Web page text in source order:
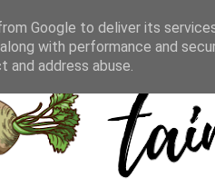
Google to deliver its
with performance and
address abuse.